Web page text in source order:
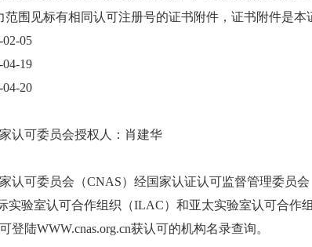
围见标有相同认可注册号的证书附件，证书附件是本
05
19
20
认可委员会授权人：肖建华
认可委员会（CNAS）经国家认证认可监督管理委员
实验室认可合作组织（ILAC）和亚太实验室认可合作
登陆WWW.cnas.org.cn获认可的机构名录查询。